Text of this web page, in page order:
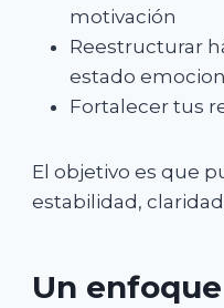
motivación
Reestructurar
estado
Fortalecer tus
El objetivo es que
estabilidad,
Un